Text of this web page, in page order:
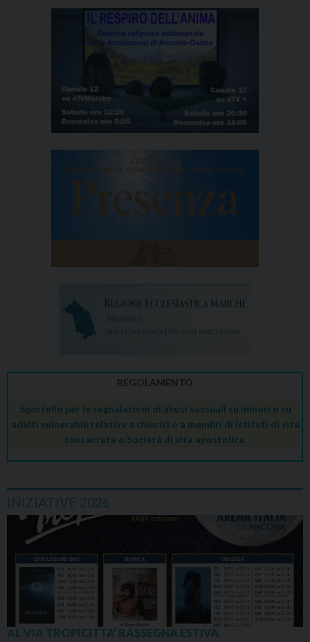
REGOLAMENTO
Sportello per le segnalazioni di abusi sessuali su minori o su
adulti vulnerabili relative a chierici o a membri di Istituti di vita
consacrata o Società di vita apostolica.
INIZIATIVE 2026
AL VIA TROPICITTA’ RASSEGNA ESTIVA